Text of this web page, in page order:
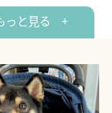
っと見る +